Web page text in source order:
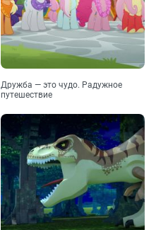
Дружба — это чудо. Радужное
путешествие